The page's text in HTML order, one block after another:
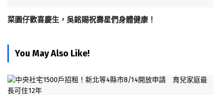
菜園仔歡喜慶生，吳銘賜祝壽星們身體健康！
You May Also Like!